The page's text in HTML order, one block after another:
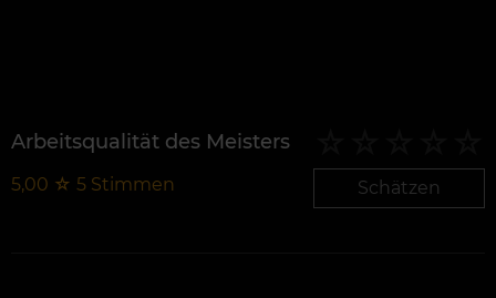
Arbeitsqualität des Meisters
5,00 ☆ 5 Stimmen Schätzen